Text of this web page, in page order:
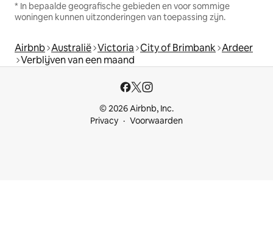
* In bepaalde geografische gebieden en voor sommige
woningen kunnen uitzonderingen van toepassing zijn.
Airbnb Australië Victoria City of Brimbank Ardeer
Verblijven van een maand
© 2026 Airbnb, Inc.
Privacy
Voorwaarden